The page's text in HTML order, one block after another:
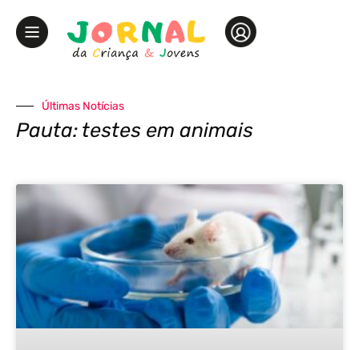
Últimas Notícias
Pauta: testes em animais